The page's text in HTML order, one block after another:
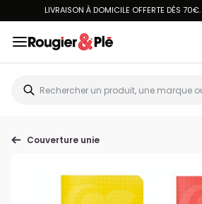
LIVRAISON À DOMICILE OFFERTE DÈS 70€.
Couverture unie